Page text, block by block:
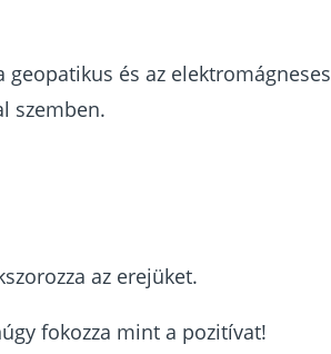
és az elektromágneses
szemben.
az erejüket.
fokozza mint a pozitívat!